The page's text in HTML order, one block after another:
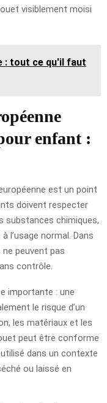
visiblement moisi
: tout ce qu'il faut
enfant :
est un point
doivent respecter
substances chimiques,
l’usage normal. Dans
peuvent pas
contrôle.
importante : une
le risque d’un
les matériaux et les
peut être conforme
dans un contexte
ou laissé en